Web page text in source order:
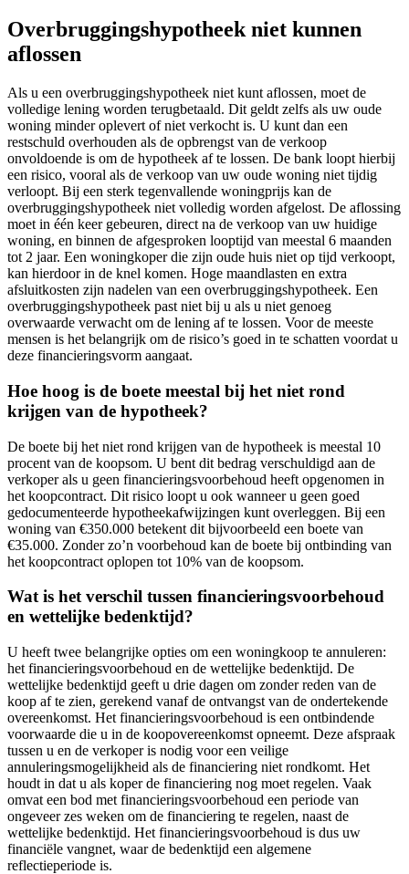
Overbruggingshypotheek niet kunnen
aflossen
Als u een overbruggingshypotheek niet kunt aflossen, moet de
volledige lening worden terugbetaald. Dit geldt zelfs als uw oude
woning minder oplevert of niet verkocht is. U kunt dan een
restschuld overhouden als de opbrengst van de verkoop
onvoldoende is om de hypotheek af te lossen. De bank loopt hierbij
een risico, vooral als de verkoop van uw oude woning niet tijdig
verloopt. Bij een sterk tegenvallende woningprijs kan de
overbruggingshypotheek niet volledig worden afgelost. De aflossing
moet in één keer gebeuren, direct na de verkoop van uw huidige
woning, en binnen de afgesproken looptijd van meestal 6 maanden
tot 2 jaar. Een woningkoper die zijn oude huis niet op tijd verkoopt,
kan hierdoor in de knel komen. Hoge maandlasten en extra
afsluitkosten zijn nadelen van een overbruggingshypotheek. Een
overbruggingshypotheek past niet bij u als u niet genoeg
overwaarde verwacht om de lening af te lossen. Voor de meeste
mensen is het belangrijk om de risico’s goed in te schatten voordat u
deze financieringsvorm aangaat.
Hoe hoog is de boete meestal bij het niet rond
krijgen van de hypotheek?
De boete bij het niet rond krijgen van de hypotheek is meestal 10
procent van de koopsom. U bent dit bedrag verschuldigd aan de
verkoper als u geen financieringsvoorbehoud heeft opgenomen in
het koopcontract. Dit risico loopt u ook wanneer u geen goed
gedocumenteerde hypotheekafwijzingen kunt overleggen. Bij een
woning van €350.000 betekent dit bijvoorbeeld een boete van
€35.000. Zonder zo’n voorbehoud kan de boete bij ontbinding van
het koopcontract oplopen tot 10% van de koopsom.
Wat is het verschil tussen financieringsvoorbehoud
en wettelijke bedenktijd?
U heeft twee belangrijke opties om een woningkoop te annuleren:
het financieringsvoorbehoud en de wettelijke bedenktijd. De
wettelijke bedenktijd geeft u drie dagen om zonder reden van de
koop af te zien, gerekend vanaf de ontvangst van de ondertekende
overeenkomst. Het financieringsvoorbehoud is een ontbindende
voorwaarde die u in de koopovereenkomst opneemt. Deze afspraak
tussen u en de verkoper is nodig voor een veilige
annuleringsmogelijkheid als de financiering niet rondkomt. Het
houdt in dat u als koper de financiering nog moet regelen. Vaak
omvat een bod met financieringsvoorbehoud een periode van
ongeveer zes weken om de financiering te regelen, naast de
wettelijke bedenktijd. Het financieringsvoorbehoud is dus uw
financiële vangnet, waar de bedenktijd een algemene
reflectieperiode is.